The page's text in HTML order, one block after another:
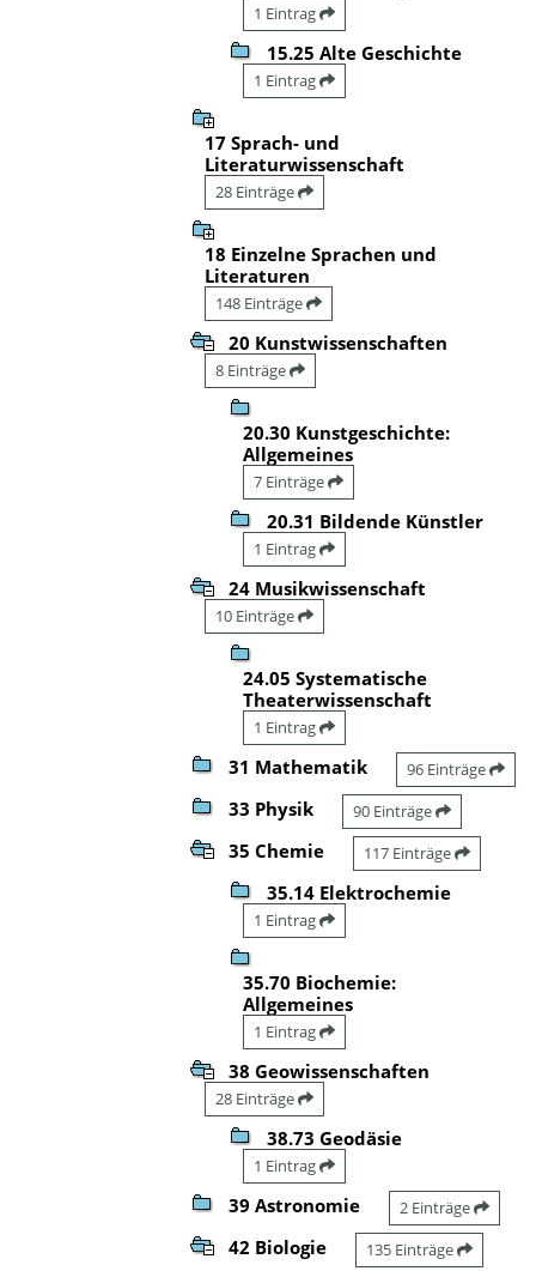
1 Eintrag
15.25 Alte Geschichte
1 Eintrag
17 Sprach- und
Literaturwissenschaft
28 Einträge
18 Einzelne Sprachen und
Literaturen
148 Einträge
20 Kunstwissenschaften
8 Einträge
20.30 Kunstgeschichte:
Allgemeines
7 Einträge
20.31 Bildende Künstler
1 Eintrag
24 Musikwissenschaft
10 Einträge
24.05 Systematische
Theaterwissenschaft
1 Eintrag
31 Mathematik 96 Einträge
33 Physik 90 Einträge
35 Chemie 117 Einträge
35.14 Elektrochemie
1 Eintrag
35.70 Biochemie:
Allgemeines
1 Eintrag
38 Geowissenschaften
28 Einträge
38.73 Geodäsie
1 Eintrag
39 Astronomie 2 Einträge
42 Biologie 135 Einträge